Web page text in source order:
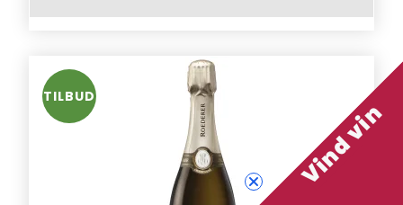
TILBUD
Vind vin